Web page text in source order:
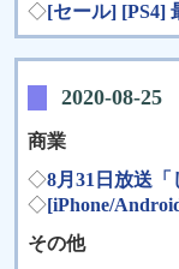
◇[セール] [PS4]
2020-08-25
商業
◇8月31日放送
◇[iPhone/
その他